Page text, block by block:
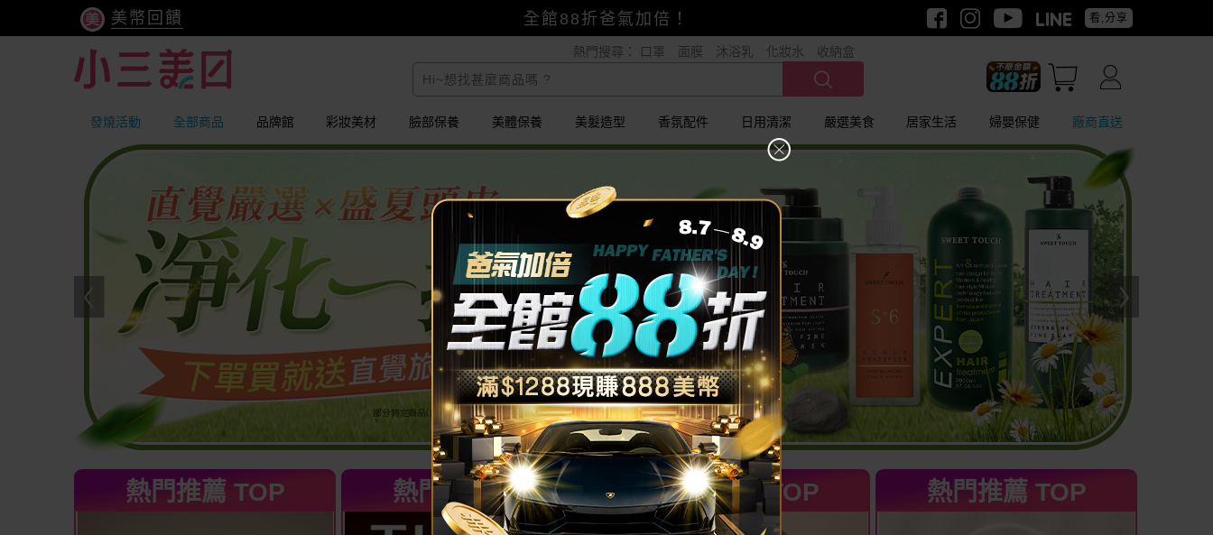
美幣回饋
賺美幣~換好禮~立即換GO~
小三美日x全支付~美幣+全點折上折超划算
全館88折爸氣加倍！
看,分享
熱門搜尋： 口罩 面膜 沐浴乳 化妝水 收納盒
發燒活動 全部商品 品牌館 彩妝美材 臉部保養 美體保養 美髮造型 香氛配件 日用清潔 嚴選美食 居家生活 婦嬰保健 廠商直送
熱門推薦 TOP 熱門推薦 TOP 熱門推薦 TOP 熱門推薦 TOP